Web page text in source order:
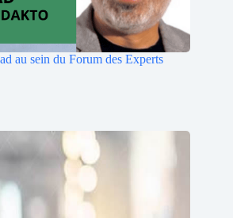
au sein du Forum des Experts